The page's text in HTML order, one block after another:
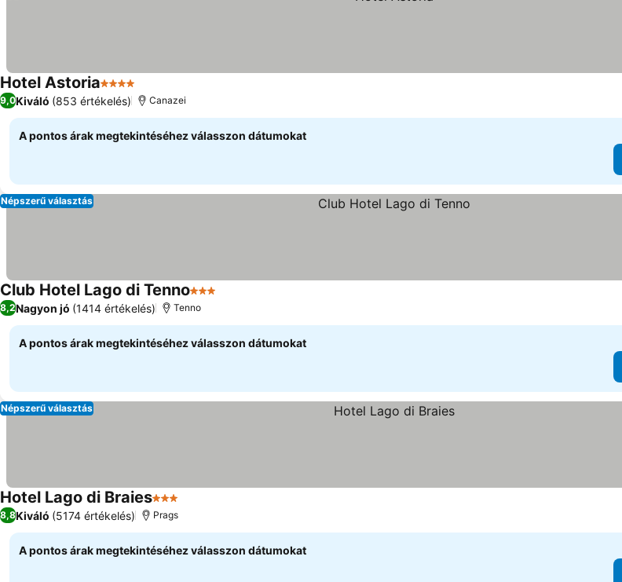
Hotel Astoria4 KategóriaÁrak megjelenítése
9,0Kiváló (853 értékelés) Canazei
A pontos árak megtekintéséhez válasszon dátumokat
Népszerű választás
Club Hotel Lago di Tenno3 Kategória
8,2Nagyon jó (1414 értékelés) Tenno
A pontos árak megtekintéséhez válasszon dátumokat
Népszerű választás
Hotel Lago di Braies3 Kategória
8,8Kiváló (5174 értékelés) Prags
A pontos árak megtekintéséhez válasszon dátumokat